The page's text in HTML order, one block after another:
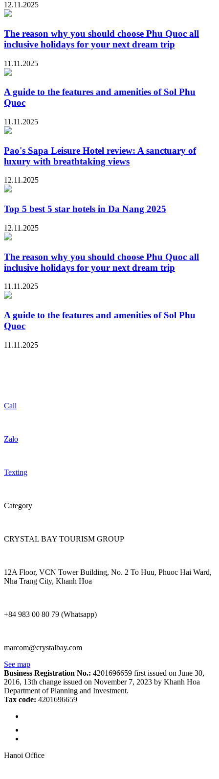
12.11.2025
The reason why you should choose Phu Quoc all
inclusive holidays for your next dream trip
11.11.2025
A guide to the features and amenities of Sol Phu
Quoc
11.11.2025
Pao's Sapa Leisure Hotel review: A sanctuary of
luxury with breathtaking views
12.11.2025
Top 5 best 5 star hotels in Da Nang 2025
12.11.2025
The reason why you should choose Phu Quoc all
inclusive holidays for your next dream trip
11.11.2025
A guide to the features and amenities of Sol Phu
Quoc
11.11.2025
Call
Zalo
Texting
Category
CRYSTAL BAY TOURISM GROUP
12A Floor, VCN Tower Building, No. 2 To Huu, Phuoc Hai Ward,
Nha Trang City, Khanh Hoa
+84 983 00 80 79 (Whatsapp)
marcom@crystalbay.com
See map
Business Registration No.: 4201696659 first issued on June 30,
2016, 13th change issued on November 7, 2023 by Khanh Hoa
Department of Planning and Investment.
Tax code: 4201696659
Hanoi Office